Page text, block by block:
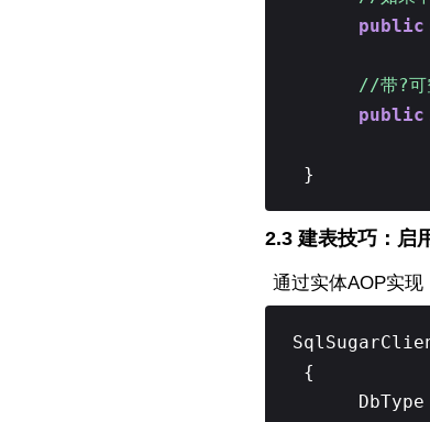
public
//带?可
public
}
2.3 建表技巧：启
通过实体AOP实现
{